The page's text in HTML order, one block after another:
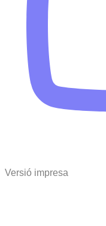
Versió impresa